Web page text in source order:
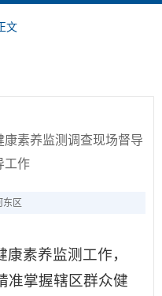
文
康素养监测调查现场督导
工作
东区
素养监测工作，
准掌握辖区群众健